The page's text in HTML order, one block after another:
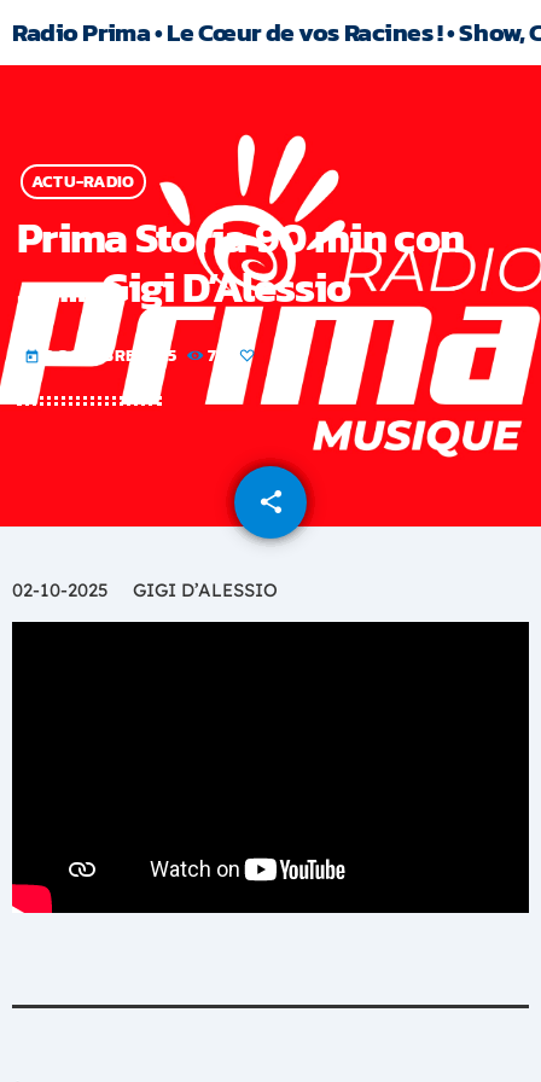
Radio Prima • Le Cœur de vos Racines ! •
ACTU-RADIO
Prima Storia 90 min con
……… Gigi D’Alessio
today 3 OCTOBRE 2025 72
share
email
02-10-2025 GIGI D’ALESSIO